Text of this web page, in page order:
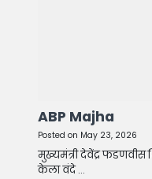
ABP Majha
Posted on May 23, 2026
मुख्यमंत्री देवेंद्र फडणवीस
केला वंदे ...